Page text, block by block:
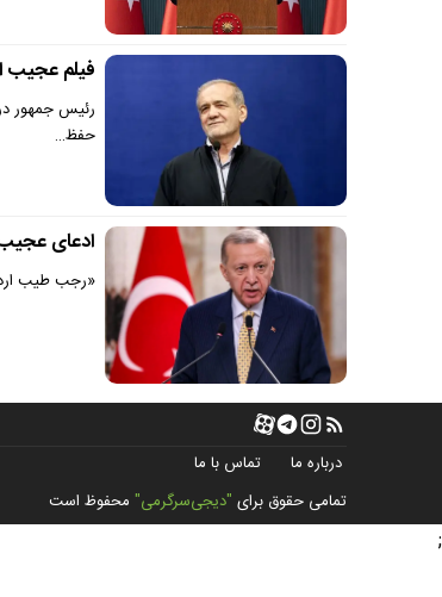
فیلم عجیب
رئیس جمهور در
حفظ…
ادعای
«رجب طیب
درباره ما
تماس با ما
تمامی حقوق برای "دیجی‌سرگرمی" محفوظ است
;